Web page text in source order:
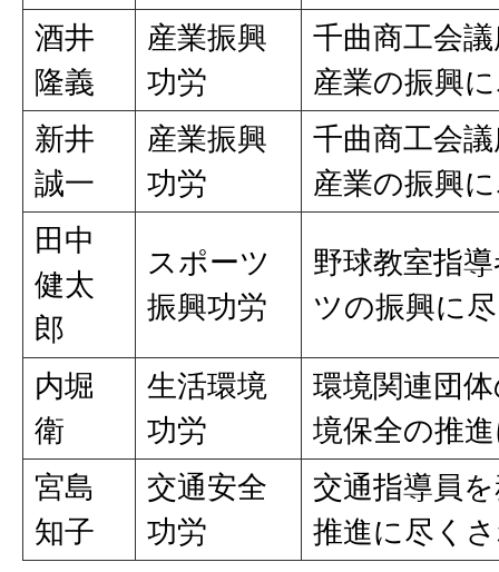
酒井
隆義
産業振興
功労
千曲商工会
産業の振興
新井
誠一
産業振興
功労
千曲商工会
産業の振興
田中
健太
郎
スポーツ
振興功労
野球教室指
ツの振興に
内堀
衛
生活環境
功労
環境関連団
境保全の推
宮島
知子
交通安全
功労
交通指導員
推進に尽く